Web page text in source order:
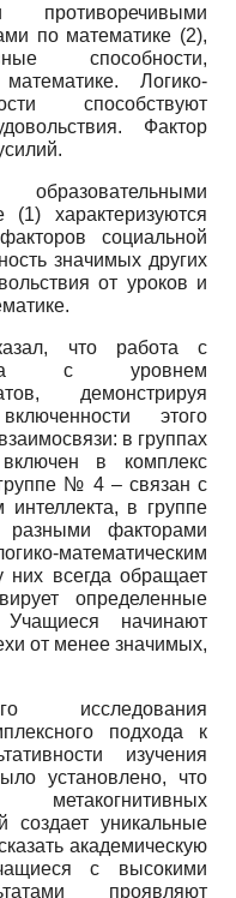
по математике (2),
способности,
Логико-
способствуют
Фактор
(1) характеризуются
социальной
значимых других
от уроков и
что работа с
с уровнем
демонстрируя
этого
в группах
в комплекс
№ 4 – связан с
интеллекта, в группе
факторами
математическим
них всегда обращает
определенные
начинают
от менее значимых,
исследования
подхода к
изучения
установлено, что
метакогнитивных
создает уникальные
академическую
с высокими
проявляют